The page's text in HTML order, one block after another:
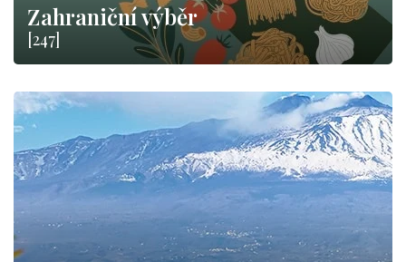
Zahraniční výběr
[247]